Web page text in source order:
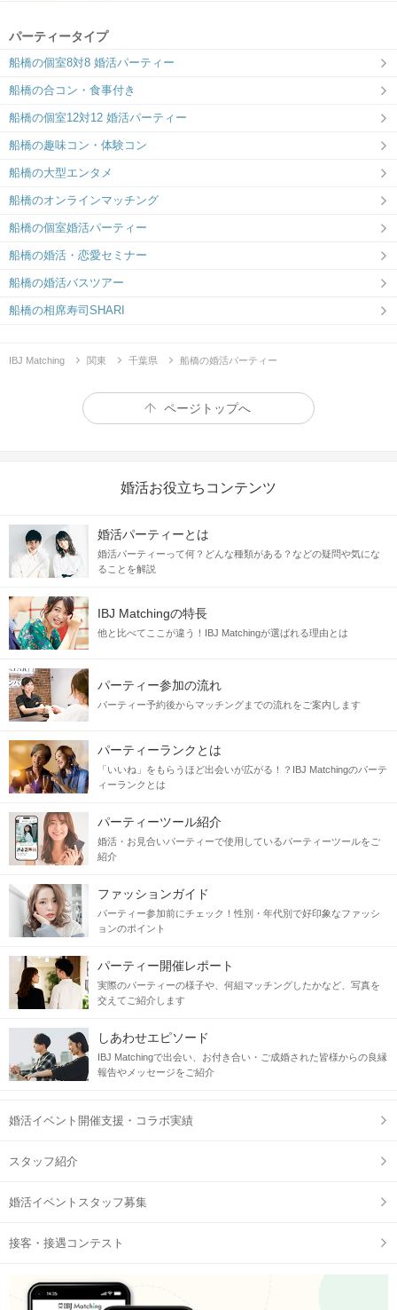
パーティータイプ
船橋の個室8対8 婚活パーティー
船橋の合コン・食事付き
船橋の個室12対12 婚活パーティー
船橋の趣味コン・体験コン
船橋の大型エンタメ
船橋のオンラインマッチング
船橋の個室婚活パーティー
船橋の婚活・恋愛セミナー
船橋の婚活バスツアー
船橋の相席寿司SHARI
IBJ Matching 関東 千葉県 船橋の婚活パーティー
ページトップへ
婚活お役立ちコンテンツ
婚活パーティーとは
婚活パーティーって何？どんな種類がある？などの疑問や気にな
ることを解説
IBJ Matchingの特長
他と比べてここが違う！IBJ Matchingが選ばれる理由とは
パーティー参加の流れ
パーティー予約後からマッチングまでの流れをご案内します
パーティーランクとは
「いいね」をもらうほど出会いが広がる！？IBJ Matchingのパーテ
ィーランクとは
パーティーツール紹介
婚活・お見合いパーティーで使用しているパーティーツールをご
紹介
ファッションガイド
パーティー参加前にチェック！性別・年代別で好印象なファッシ
ョンのポイント
パーティー開催レポート
実際のパーティーの様子や、何組マッチングしたかなど、写真を
交えてご紹介します
しあわせエピソード
IBJ Matchingで出会い、お付き合い・ご成婚された皆様からの良縁
報告やメッセージをご紹介
婚活イベント開催支援・コラボ実績
スタッフ紹介
婚活イベントスタッフ募集
接客・接遇コンテスト